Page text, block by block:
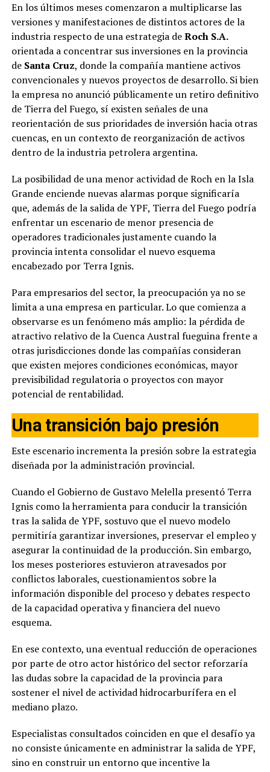
En los últimos meses comenzaron a multiplicarse las
versiones y manifestaciones de distintos actores de la
industria respecto de una estrategia deRoch S.A.
orientada a concentrar sus inversiones en la provincia
de Santa Cruz, donde la compañía mantiene activos
convencionales y nuevos proyectos de desarrollo. Si bien
la empresa no anunció públicamente un retiro definitivo
de Tierra del Fuego, sí existen señales de una
reorientación de sus prioridades de inversión hacia otras
cuencas, en un contexto de reorganización de activos
dentro de la industria petrolera argentina.
La posibilidad de una menor actividad de Roch en la Isla
Grande enciende nuevas alarmas porque significaría
que, además de la salida de YPF, Tierra del Fuego podría
enfrentar un escenario de menor presencia de
operadores tradicionales justamente cuando la
provincia intenta consolidar el nuevo esquema
encabezado por Terra Ignis.
Para empresarios del sector, la preocupación ya no se
limita a una empresa en particular. Lo que comienza a
observarse es un fenómeno más amplio: la pérdida de
atractivo relativo de la Cuenca Austral fueguina frente a
otras jurisdicciones donde las compañías consideran
que existen mejores condiciones económicas, mayor
previsibilidad regulatoria o proyectos con mayor
potencial de rentabilidad.
Una transición bajo presión
Este escenario incrementa la presión sobre la estrategia
diseñada por la administración provincial.
Cuando el Gobierno de Gustavo Melella presentó Terra
Ignis como la herramienta para conducir la transición
tras la salida de YPF, sostuvo que el nuevo modelo
permitiría garantizar inversiones, preservar el empleo y
asegurar la continuidad de la producción. Sin embargo,
los meses posteriores estuvieron atravesados por
conflictos laborales, cuestionamientos sobre la
información disponible del proceso y debates respecto
de la capacidad operativa y financiera del nuevo
esquema.
En ese contexto, una eventual reducción de operaciones
por parte de otro actor histórico del sector reforzaría
las dudas sobre la capacidad de la provincia para
sostener el nivel de actividad hidrocarburífera en el
mediano plazo.
Especialistas consultados coinciden en que el desafío ya
no consiste únicamente en administrar la salida de YPF,
sino en construir un entorno que incentive la